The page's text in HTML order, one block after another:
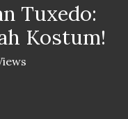
Tuxedo:
Kostum!